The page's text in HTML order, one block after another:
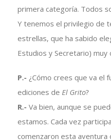
primera categoría. Todos
Y tenemos el privilegio de
estrellas, que ha sabido
Estudios y Secretario) muy
P.- ¿Cómo crees que va el
ediciones de El Grito?
R.- Va bien, aunque se
estamos. Cada vez
comenzaron esta aventura